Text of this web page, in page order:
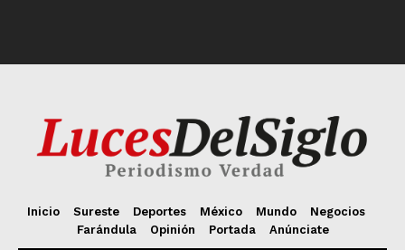
Inicio Sureste Deportes México Mundo
Negocios
Farándula
Opinión Portada Anúnciate